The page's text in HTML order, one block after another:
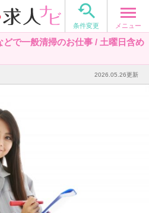

条件変更 メニュー
で一般清掃のお仕事 / 土曜日含め
2026.05.26更新